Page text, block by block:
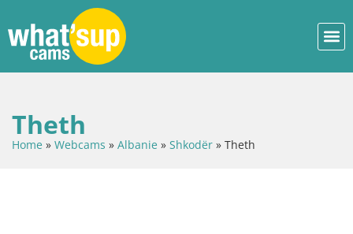
Theth
Home » Webcams » Albanie » Shkodër » Theth